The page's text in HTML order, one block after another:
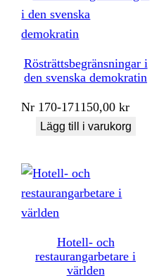
Rösträttsbegränsningar i
den svenska demokratin
Nr 170-171150,00kr
Lägg till i varukorg
Hotell- och
restaurangarbetare i
världen